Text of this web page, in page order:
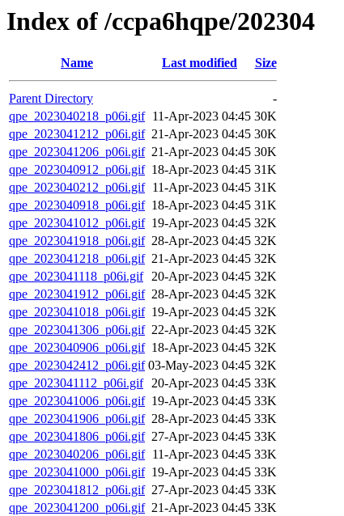
Index of /ccpa6hqpe/202304
Name Last modified Size
Parent Directory
-
qpe_2023040218_p06i.gif 11-Apr-2023 04:45 30K
qpe_2023041212_p06i.gif 21-Apr-2023 04:45 30K
qpe_2023041206_p06i.gif 21-Apr-2023 04:45 30K
qpe_2023040912_p06i.gif 18-Apr-2023 04:45 31K
qpe_2023040212_p06i.gif 11-Apr-2023 04:45 31K
qpe_2023040918_p06i.gif 18-Apr-2023 04:45 31K
qpe_2023041012_p06i.gif 19-Apr-2023 04:45 32K
qpe_2023041918_p06i.gif 28-Apr-2023 04:45 32K
qpe_2023041218_p06i.gif 21-Apr-2023 04:45 32K
qpe_2023041118_p06i.gif 20-Apr-2023 04:45 32K
qpe_2023041912_p06i.gif 28-Apr-2023 04:45 32K
qpe_2023041018_p06i.gif 19-Apr-2023 04:45 32K
qpe_2023041306_p06i.gif 22-Apr-2023 04:45 32K
qpe_2023040906_p06i.gif 18-Apr-2023 04:45 32K
qpe_2023042412_p06i.gif 03-May-2023 04:45 32K
qpe_2023041112_p06i.gif 20-Apr-2023 04:45 33K
qpe_2023041006_p06i.gif 19-Apr-2023 04:45 33K
qpe_2023041906_p06i.gif 28-Apr-2023 04:45 33K
qpe_2023041806_p06i.gif 27-Apr-2023 04:45 33K
qpe_2023040206_p06i.gif 11-Apr-2023 04:45 33K
qpe_2023041000_p06i.gif 19-Apr-2023 04:45 33K
qpe_2023041812_p06i.gif 27-Apr-2023 04:45 33K
qpe_2023041200_p06i.gif 21-Apr-2023 04:45 33K